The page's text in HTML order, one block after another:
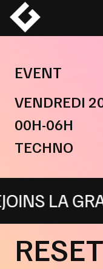
Skip
content
EVENT
VENDREDI
00H-06H
TECHNO
LA
RESET